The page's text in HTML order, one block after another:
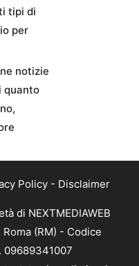
tipi di
per
notizie
quanto
Policy - Disclaimer
di NEXTMEDIAWEB
Roma (RM) - Codice
09689341007